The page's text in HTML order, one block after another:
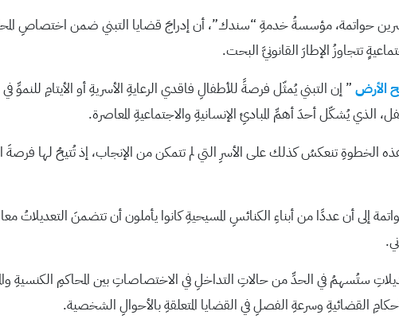
حواتمة، مؤسسةُ خدمةِ “سندك”، أن إدراجَ قضايا التبني ضمن اختصاصِ المحاكمِ
تتجاوزُ الإطارَ القانونيَّ البحت.
الأرض ” إن التبني يُمثّل فرصةً للأطفالِ فاقدي الرعايةِ الأسريةِ أو الأيتامِ
الذي يُشكّل أحدَ أهمِّ المبادئِ الإنسانيةِ والاجتماعيةِ المعاصرة.
تنعكسُ كذلك على الأسرِ التي لم تتمكن من الإنجاب، إذ تُتيحُ لها فرصةَ
إلى أن عددًا من أبناءِ الكنائسِ المسيحيةِ كانوا يأملون أن تتضمنَ التعديلاتُ
ستُسهمُ في الحدِّ من حالاتِ التداخلِ في الاختصاصاتِ بين المحاكمِ الكنسيةِ
القضائيةِ وسرعةِ الفصلِ في القضايا المتعلقةِ بالأحوالِ الشخصية.